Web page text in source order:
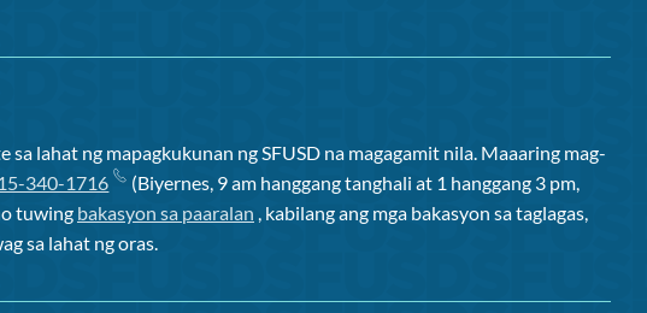
lahat ng mapagkukunan ng SFUSD na magagamit nila. Maaaring mag-
340-1716
(Biyernes, 9 am hanggang tanghali at 1 hanggang 3 pm,
tuwing bakasyon sa paaralan , kabilang ang mga bakasyon sa taglagas,
sa lahat ng oras.